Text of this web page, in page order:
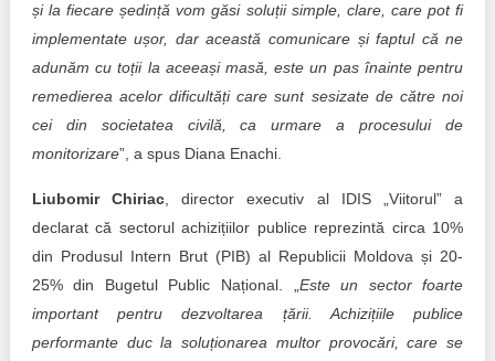
și la fiecare ședință vom găsi soluții simple, clare, care pot fi
implementate ușor, dar această comunicare și faptul că ne
adunăm cu toții la aceeași masă, este un pas înainte pentru
remedierea acelor dificultăți care sunt sesizate de către noi
cei din societatea civilă, ca urmare a procesului de
monitorizare”, a spus Diana Enachi.
Liubomir Chiriac , director executiv al IDIS „Viitorul” a
declarat că sectorul achizițiilor publice reprezintă circa 10%
din Produsul Intern Brut (PIB) al Republicii Moldova și 20-
25% din Bugetul Public Național. „ Este un sector foarte
important pentru dezvoltarea țării. Achizițiile publice
performante duc la soluționarea multor provocări, care se